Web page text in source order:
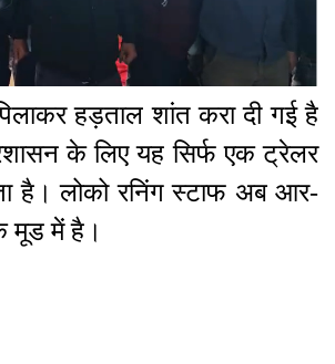
हड़ताल शांत करा दी गई है
के लिए यह सिर्फ एक ट्रेलर
है। लोको रनिंग स्टाफ अब आर-
मूड में है।